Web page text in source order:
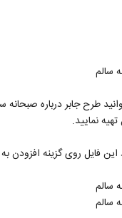
سالم
طرح جابر درباره صبحانه
نمایید.
این فایل روی گزینه افزودن
سالم
سالم